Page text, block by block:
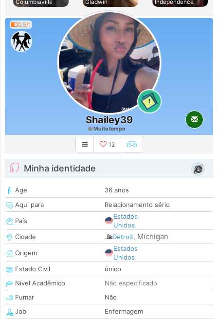
Columbiaville
Gladwin
Independence
0.5/1
1
Shailey39
Muito tempo
12
Minha identidade
Age
36 anos
Aqui para
Relacionamento sério
País
Estados
Unidos
Cidade
Detroit, Michigan
Origem
Estados
Unidos
Estado Civil
único
Nível Acadêmico
Não especificado
Fumar
Não
Job
Enfermagem